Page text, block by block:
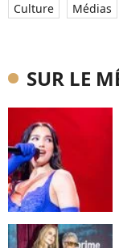
Culture Médias
SUR LE